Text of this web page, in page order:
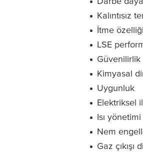
Kalıntısız
İtme
LSE
Güvenilirlik
Kimyasal
Uygunluk
Elektriksel
Isı yönetimi
Nem
Gaz çıkışı